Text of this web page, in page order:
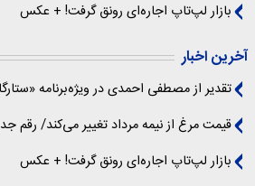
بازار لپ‌تاپ اجاره‌ای رونق گرفت! + عکس
آخرین اخبار
تقدیر از مصطفی احمدی در ویژه‌برنامه
قیمت مرغ از نیمه مرداد تغییر می‌کند/ رقم
بازار لپ‌تاپ اجاره‌ای رونق گرفت! + عکس